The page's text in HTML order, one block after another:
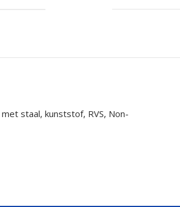
staal, kunststof, RVS, Non-